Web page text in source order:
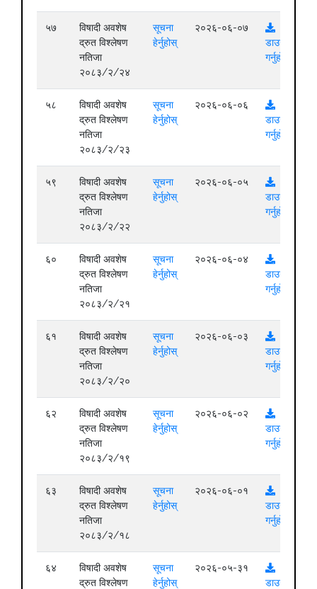
५७
विषादी अवशेष
द्रुत विश्लेषण
नतिजा
२०८३/२/२४
सूचना
हेर्नुहोस्
२०२६-०६-०७
डाउनलोड
गर्नुहोस्
५८
विषादी अवशेष
द्रुत विश्लेषण
नतिजा
२०८३/२/२३
सूचना
हेर्नुहोस्
२०२६-०६-०६
डाउनलोड
गर्नुहोस्
५९
विषादी अवशेष
द्रुत विश्लेषण
नतिजा
२०८३/२/२२
सूचना
हेर्नुहोस्
२०२६-०६-०५
डाउनलोड
गर्नुहोस्
६०
विषादी अवशेष
द्रुत विश्लेषण
नतिजा
२०८३/२/२१
सूचना
हेर्नुहोस्
२०२६-०६-०४
डाउनलोड
गर्नुहोस्
६१
विषादी अवशेष
द्रुत विश्लेषण
नतिजा
२०८३/२/२०
सूचना
हेर्नुहोस्
२०२६-०६-०३
डाउनलोड
गर्नुहोस्
६२
विषादी अवशेष
द्रुत विश्लेषण
नतिजा
२०८३/२/१९
सूचना
हेर्नुहोस्
२०२६-०६-०२
डाउनलोड
गर्नुहोस्
६३
विषादी अवशेष
द्रुत विश्लेषण
नतिजा
२०८३/२/१८
सूचना
हेर्नुहोस्
२०२६-०६-०१
डाउनलोड
गर्नुहोस्
६४
विषादी अवशेष
द्रुत विश्लेषण
सूचना
हेर्नुहोस्
२०२६-०५-३१
डाउनलोड